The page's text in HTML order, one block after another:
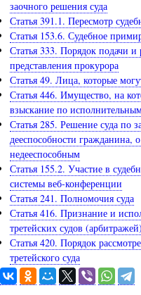
заочного решения суда
Статья 391.1. Пересмотр
Статья 153.6. Судебное
Статья 333. Порядок подачи
представления прокурора
Статья 49. Лица, которые
Статья 446. Имущество, на
взыскание по
Статья 285. Решение суда по
дееспособности гражданина,
недееспособным
Статья 155.2. Участие в
системы веб-конференции
Статья 241. Полномочия суда
Статья 416. Признание и
третейских судов (арбитражей)
Статья 420. Порядок
третейского суда